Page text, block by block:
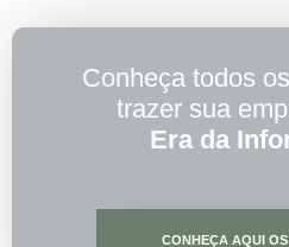
Conheça todos
trazer sua
Era da
CONHEÇA AQUI